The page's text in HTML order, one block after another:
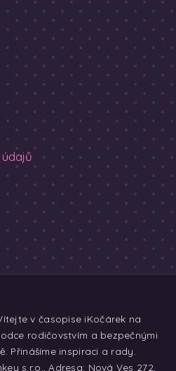
v časopise iKočárek na
rodičovstvím a bezpečnými
Přinášíme inspiraci a rady.
s.r.o., Adresa: Nová Ves 272,